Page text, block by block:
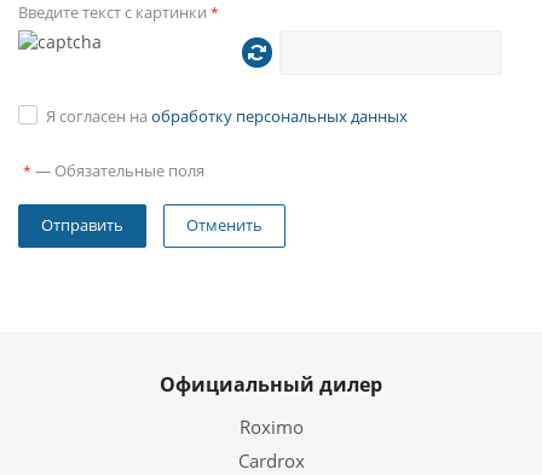
Введите текст с картинки *
Я согласен на обработку персональных данных
* — Обязательные поля
Отменить
Официальный дилер
Roximo
Cardrox